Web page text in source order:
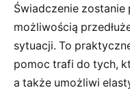
Świadczenie zostanie
możliwością
sytuacji. To
pomoc trafi do tych,
a także umożliwi